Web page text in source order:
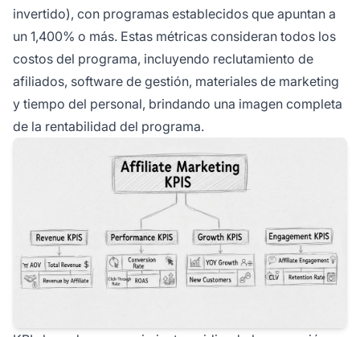
invertido), con programas establecidos que apuntan a
un 1,400% o más. Estas métricas consideran todos los
costos del programa, incluyendo reclutamiento de
afiliados, software de gestión, materiales de marketing
y tiempo del personal, brindando una imagen completa
de la rentabilidad del programa.